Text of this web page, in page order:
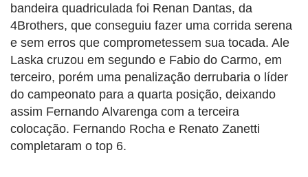
bandeira quadriculada foi Renan Dantas, da
4Brothers, que conseguiu fazer uma corrida serena
e sem erros que comprometessem sua tocada. Ale
Laska cruzou em segundo e Fabio do Carmo, em
terceiro, porém uma penalização derrubaria o líder
do campeonato para a quarta posição, deixando
assim Fernando Alvarenga com a terceira
colocação. Fernando Rocha e Renato Zanetti
completaram o top 6.